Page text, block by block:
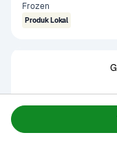
Frozen
Produk Lokal
Informasi